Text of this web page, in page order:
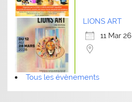
LIONS ART
11 Mar 26
Tous les évènements